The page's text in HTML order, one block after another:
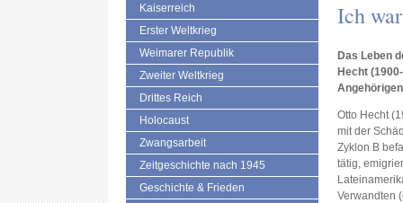
Kaiserreich
Erster Weltkrieg
Weimarer Republik
Zweiter Weltkrieg
Drittes Reich
Holocaust
Zwangsarbeit
Zeitgeschichte nach 1945
Geschichte & Frieden
Ich
Das Leben
Hecht
Angehörigen
Otto Hecht
mit der
Zyklon B
tätig,
Verwandten